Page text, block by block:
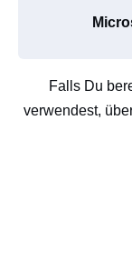
Falls Du
verwendest,